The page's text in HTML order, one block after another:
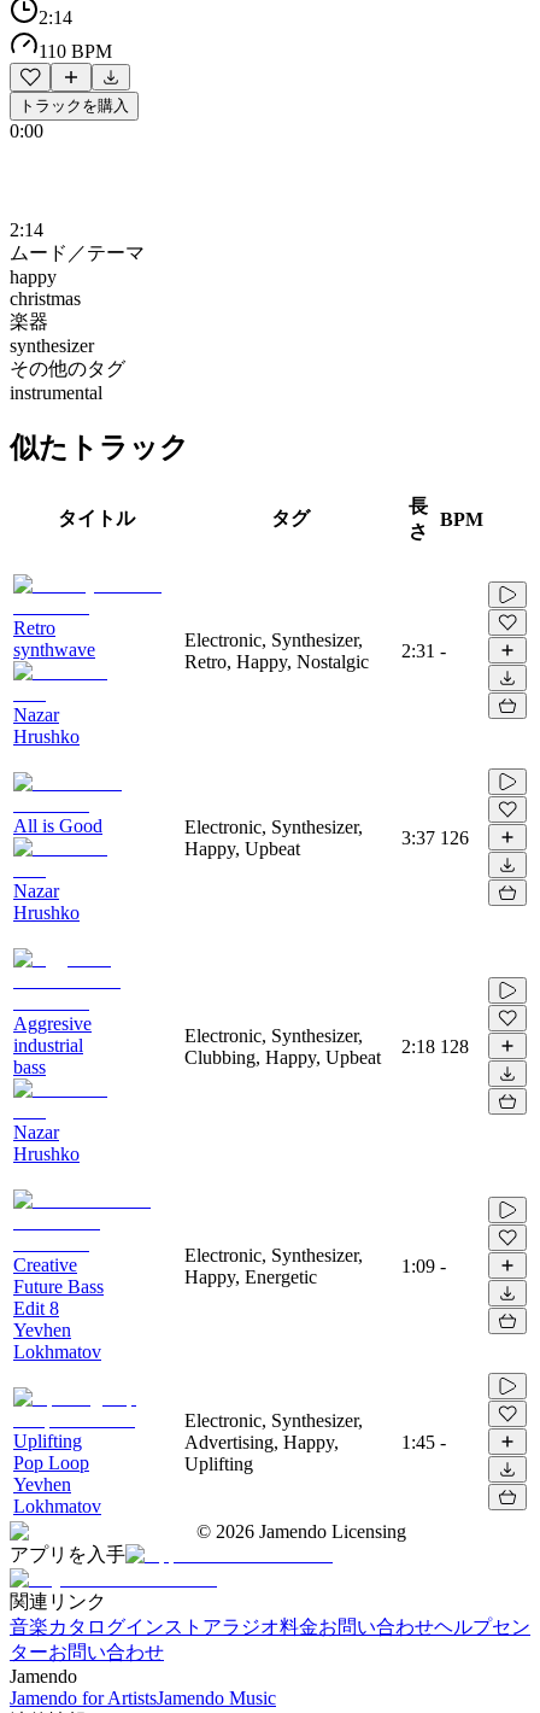
2:14
110 BPM
トラックを購入
0:00
2:14
ムード／テーマ
happy
christmas
楽器
synthesizer
その他のタグ
instrumental
似たトラック
タイトル タグ
長
さ
BPM
Retro
synthwave
Nazar
Hrushko
Electronic, Synthesizer,
Retro, Happy, Nostalgic
2:31 -
All is Good
Nazar
Hrushko
Electronic, Synthesizer,
Happy, Upbeat
3:37 126
Aggresive
industrial
bass
Nazar
Hrushko
Electronic, Synthesizer,
Clubbing, Happy, Upbeat
2:18 128
Creative
Future Bass
Edit 8
Yevhen
Lokhmatov
Electronic, Synthesizer,
Happy, Energetic
1:09 -
Uplifting
Pop Loop
Yevhen
Lokhmatov
Electronic, Synthesizer,
Advertising, Happy,
Uplifting
1:45 -
© 2026 Jamendo Licensing
アプリを入手
関連リンク
音楽カタログインストアラジオ料金お問い合わせヘルプセン
ターお問い合わせ
Jamendo
Jamendo for ArtistsJamendo Music